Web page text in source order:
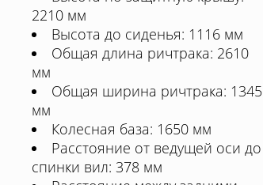
2210 мм
Высота до сиденья: 1116 мм
Общая длина ричтрака: 2610
мм
Общая ширина ричтрака: 1345
мм
Колесная база: 1650 мм
Расстояние от ведущей оси до
спинки вил: 378 мм